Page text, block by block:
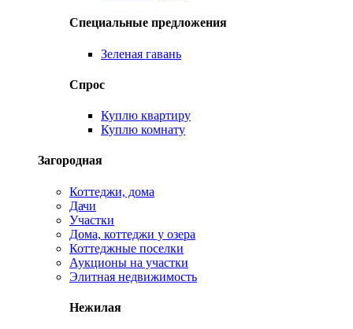
Специальные предложения
Зеленая гавань
Спрос
Куплю квартиру
Куплю комнату
Загородная
Коттеджи, дома
Дачи
Участки
Дома, коттеджи у озера
Коттеджные поселки
Аукционы на участки
Элитная недвижимость
Нежилая